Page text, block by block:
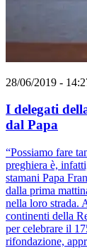
28/06/2019 -
I delegati
dal Papa
“Possiamo fare
preghiera è,
stamani Papa
dalla prima
nella loro strada.
continenti della
per celebrare il
rifondazione,